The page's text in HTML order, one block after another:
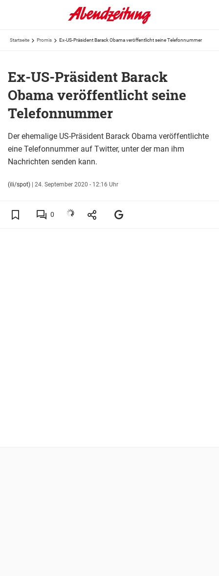
Startseite Promis Ex-US-Präsident Barack Obama veröffentlicht seine Telefonnummer
Ex-US-Präsident Barack
Obama veröffentlicht seine
Telefonnummer
Der ehemalige US-Präsident Barack Obama veröffentlichte
eine Telefonnummer auf Twitter, unter der man ihm
Nachrichten senden kann.
(ili/spot) | 24. September 2020 - 12:16 Uhr
0